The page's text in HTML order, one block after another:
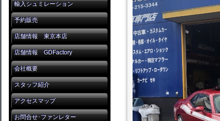
輸入シュミレーション
予約販売
店舗情報 東京本店
店舗情報 GDFactory
会社概要
スタッフ紹介
アクセスマップ
お問合せ･ファンレター